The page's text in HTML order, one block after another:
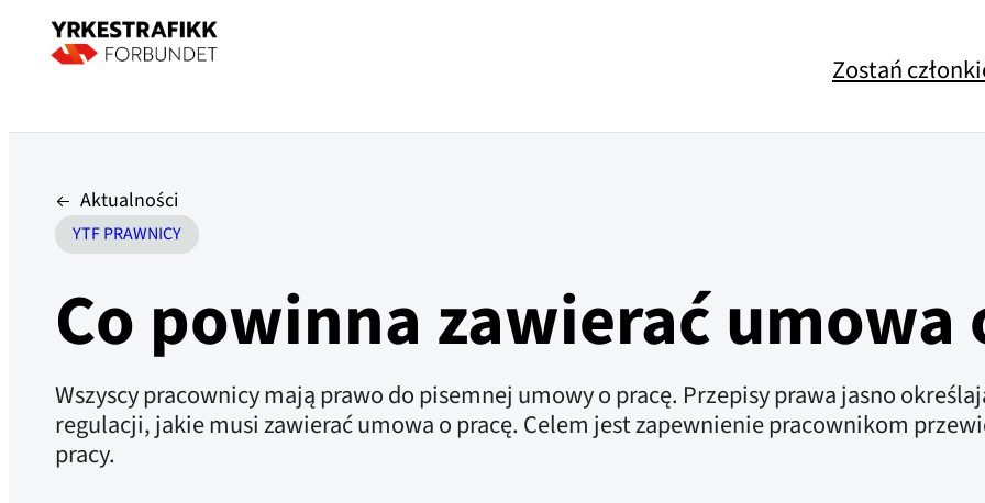
Zostań
Aktualności
YTF PRAWNICY
Co powinna zawierać umowa
Wszyscy pracownicy mają prawo do pisemnej umowy o pracę. Przepisy prawa jasno
regulacji, jakie musi zawierać umowa o pracę. Celem jest zapewnienie pracownikom
pracy.